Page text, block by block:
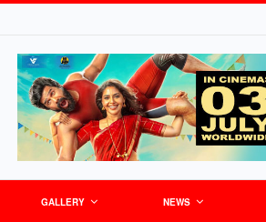
GALLERY NEWS